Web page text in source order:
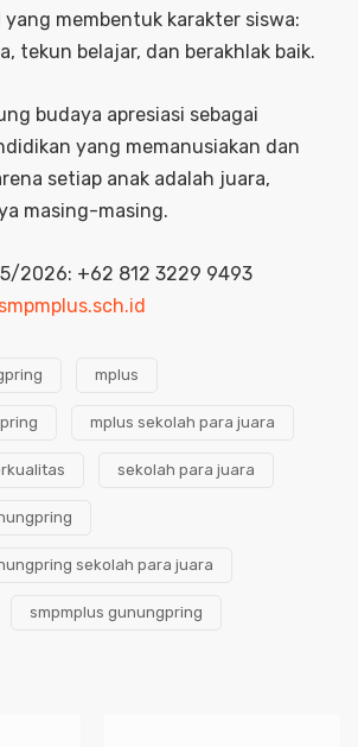
membentuk karakter siswa:
tekun belajar, dan berakhlak baik.
budaya apresiasi sebagai
yang memanusiakan dan
setiap anak adalah juara,
masing-masing.
2026: +62 812 3229 9493
mplus
mplus sekolah para juara
sekolah para juara
sekolah para juara
smpmplus gunungpring